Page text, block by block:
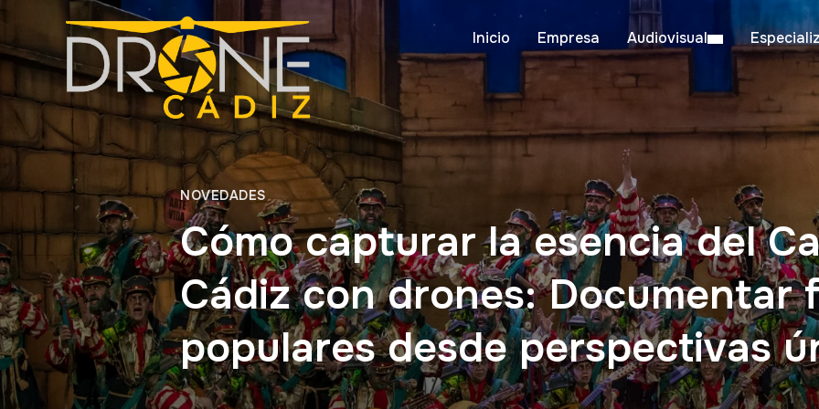
Inicio Empresa Audiovisual
NOVEDADES
Cómo capturar la esencia del
Cádiz con drones: Documentar
populares desde perspectivas